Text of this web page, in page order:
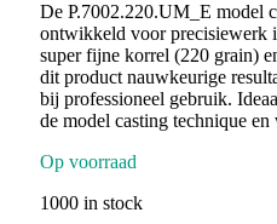
De P.7002.220.UM_E model
ontwikkeld voor precisiewerk
super fijne korrel (220 grain)
dit product nauwkeurige
bij professioneel gebruik.
de model casting technique
Op voorraad
1000 in stock